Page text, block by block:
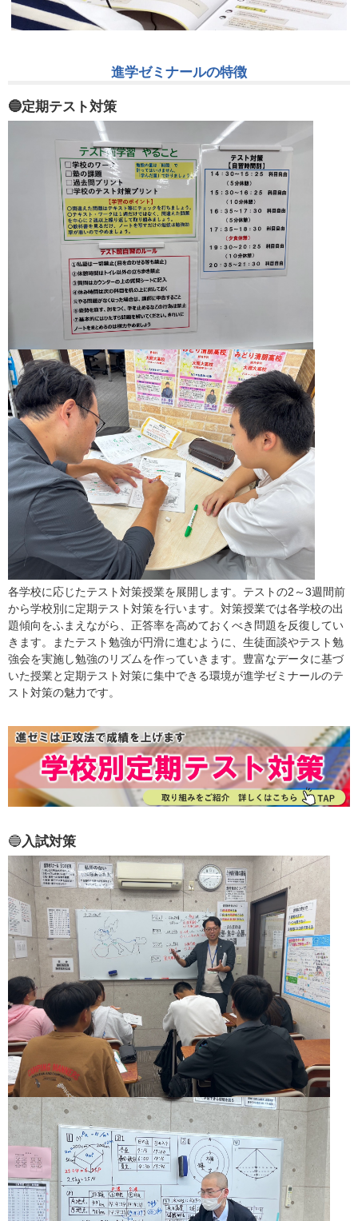
進学ゼミナールの特徴
🔵定期テスト対策
各学校に応じたテスト対策授業を展開します。テストの2～3週間前
から学校別に定期テスト対策を行います。対策授業では各学校の出
題傾向をふまえながら、正答率を高めておくべき問題を反復してい
きます。またテスト勉強が円滑に進むように、生徒面談やテスト勉
強会を実施し勉強のリズムを作っていきます。豊富なデータに基づ
いた授業と定期テスト対策に集中できる環境が進学ゼミナールのテ
スト対策の魅力です。
🔵入試対策